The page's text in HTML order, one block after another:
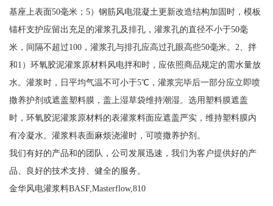
基座上表面50毫米；5）钢筋风电混凝土更新改造结构加固时，模板
锚杆支护应留出充足的灌浆孔及排孔，灌浆孔的直径不小于50毫
米，间隔不超过100，灌浆孔与排孔应高过孔眼高些50毫米。2、拌
和1）环氧胶泥灌浆原材料风电拌和时，应依照商品规定的需水量放
水。灌浆时，日平均气温不可小于5℃，灌浆完毕后一部分应立即喷
撒养护剂或遮盖塑料膜，盖上湿草袋维持潮湿。选用塑料膜遮盖
时，环氧胶泥灌浆原材料的表灌浆料面应遮盖严实，维持塑料膜内
有冷凝水。灌浆料表面麻烦浇灌时，可喷撒养护剂。
我们有好的产品和的团队，公司发展迅速，我们为客户提供好的产
品、良好的技术支持、健全的服务。
金华风电灌浆料BASF,Masterflow,810